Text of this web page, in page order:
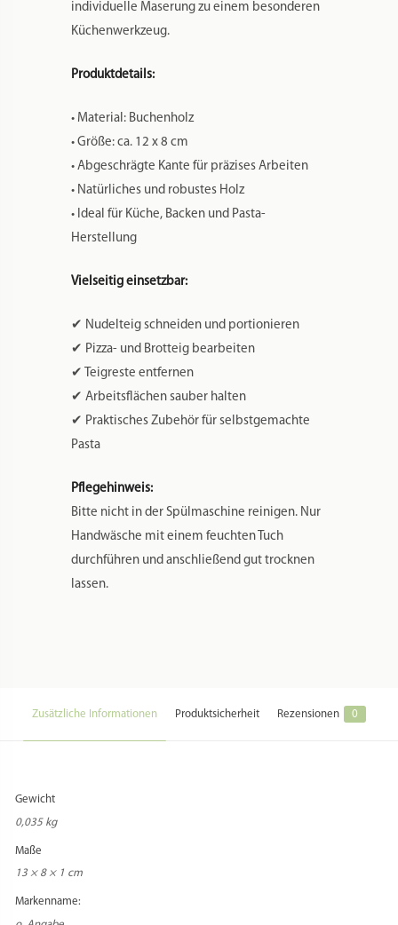
individuelle Maserung zu einem besonderen
Küchenwerkzeug.
Produktdetails:
• Material: Buchenholz
• Größe: ca. 12 x 8 cm
• Abgeschrägte Kante für präzises Arbeiten
• Natürliches und robustes Holz
• Ideal für Küche, Backen und Pasta-
Herstellung
Vielseitig einsetzbar:
✔ Nudelteig schneiden und portionieren
✔ Pizza- und Brotteig bearbeiten
✔ Teigreste entfernen
✔ Arbeitsflächen sauber halten
✔ Praktisches Zubehör für selbstgemachte
Pasta
Pflegehinweis:
Bitte nicht in der Spülmaschine reinigen. Nur
Handwäsche mit einem feuchten Tuch
durchführen und anschließend gut trocknen
lassen.
Zusätzliche Informationen Produktsicherheit Rezensionen 0
Gewicht
0,035 kg
Maße
13 × 8 × 1 cm
Markenname: